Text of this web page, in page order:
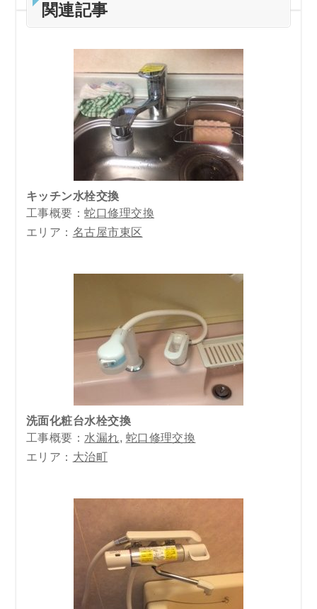
関連記事
キッチン水栓交換
工事概要：蛇口修理交換
エリア： 名古屋市東区
洗面化粧台水栓交換
工事概要： 水漏れ
蛇口修理交換
エリア： 大治町